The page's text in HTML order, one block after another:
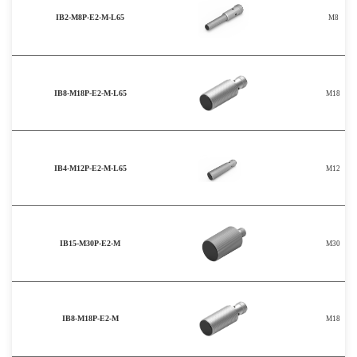
IB2-M8P-E2-M-L65 M8
IB8-M18P-E2-M-L65 M18
IB4-M12P-E2-M-L65 M12
IB15-M30P-E2-M M30
IB8-M18P-E2-M M18